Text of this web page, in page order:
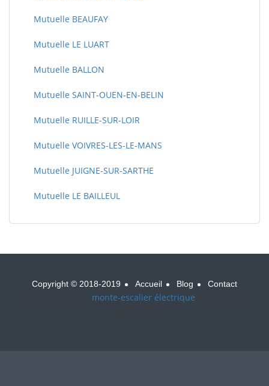
Mutuelle BEAUFAY
Mutuelle LE LUART
Mutuelle BALLON
Mutuelle SAINT-OUEN-EN-BELIN
Mutuelle RUILLE-SUR-LOIR
Mutuelle VOIVRES-LES-LE-MANS
Mutuelle JUIGNE-SUR-SARTHE
Mutuelle LE BAILLEUL
Copyright © 2018-2019 Accueil Blog Contact
monte-escalier électrique